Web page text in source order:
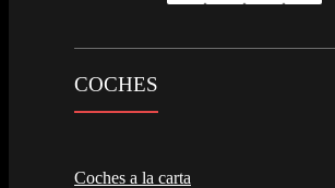
COCHES
Coches a la carta